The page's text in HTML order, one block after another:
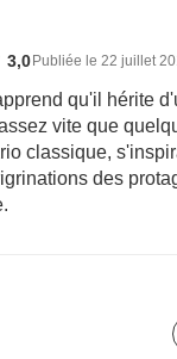
3,0 Publiée le 22 juillet
qu'il hérite
vite que
classique,
des